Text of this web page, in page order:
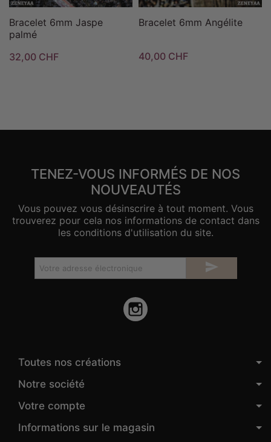
Bracelet 6mm Jaspe
palmé
32,00 CHF
Bracelet 6mm Angélite
40,00 CHF
TENEZ-VOUS INFORMÉS DE NOS
NOUVEAUTÉS
Vous pouvez vous désinscrire à tout moment. Vous
trouverez pour cela nos informations de contact dans
les conditions d'utilisation du site.

Toutes nos créations
Notre société
Votre compte
Informations sur le magasin